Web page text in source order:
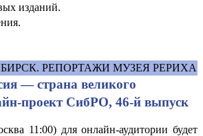
изданий.
РЕПОРТАЖИ МУЗЕЯ РЕРИХА
— страна великого
проект СибРО, 46-й выпуск
11:00) для онлайн-аудитории будет